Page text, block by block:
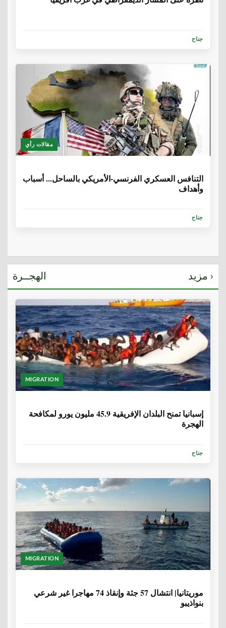
جناح
مقالات رأي
التنافس العسكري الفرنسي-الأمريكي بالساحل... أسباب
وأهداف
جناح
الهجــرة مزيد ›
MIGRATION
إسبانيا تمنح البلدان الإفريقية 45.9 مليون يورو لمكافحة
الهجرة
جناح
MIGRATION
موريتانيا| انتشال 57 جثة وإنقاذ 74 مهاجرا غير شرعي
بنواذيبو